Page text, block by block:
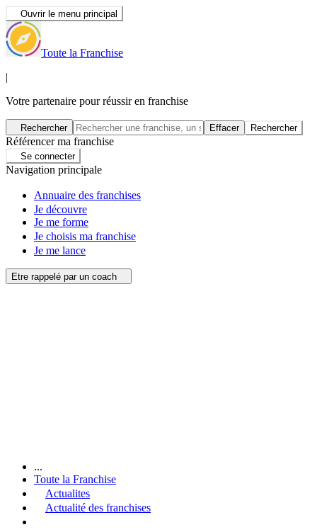
Ouvrir le menu principal
Toute la Franchise
|
Votre partenaire pour réussir en franchise
Rechercher Effacer Rechercher
Référencer ma franchise
Se connecter
Navigation principale
Annuaire des franchises
Je découvre
Je me forme
Je choisis ma franchise
Je me lance
Etre rappelé par un coach
...
Toute la Franchise
Actualites
Actualité des franchises